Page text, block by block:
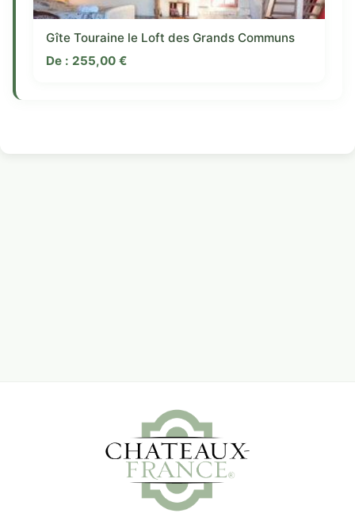
Gîte Touraine le Loft des Grands Communs
De : 255,00 €